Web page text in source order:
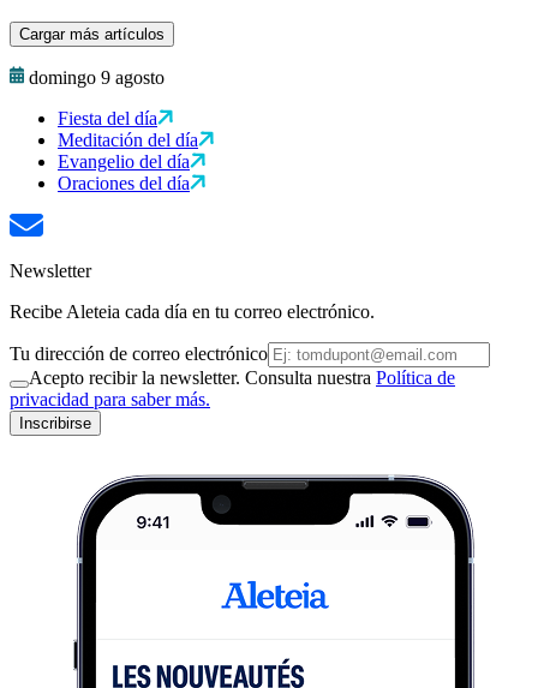
Cargar más artículos
domingo 9 agosto
Fiesta del día
Meditación del día
Evangelio del día
Oraciones del día
Newsletter
Recibe Aleteia cada día en tu correo electrónico.
Tu dirección de correo electrónico
Acepto recibir la newsletter. Consulta nuestra Política de
privacidad para saber más.
Inscribirse